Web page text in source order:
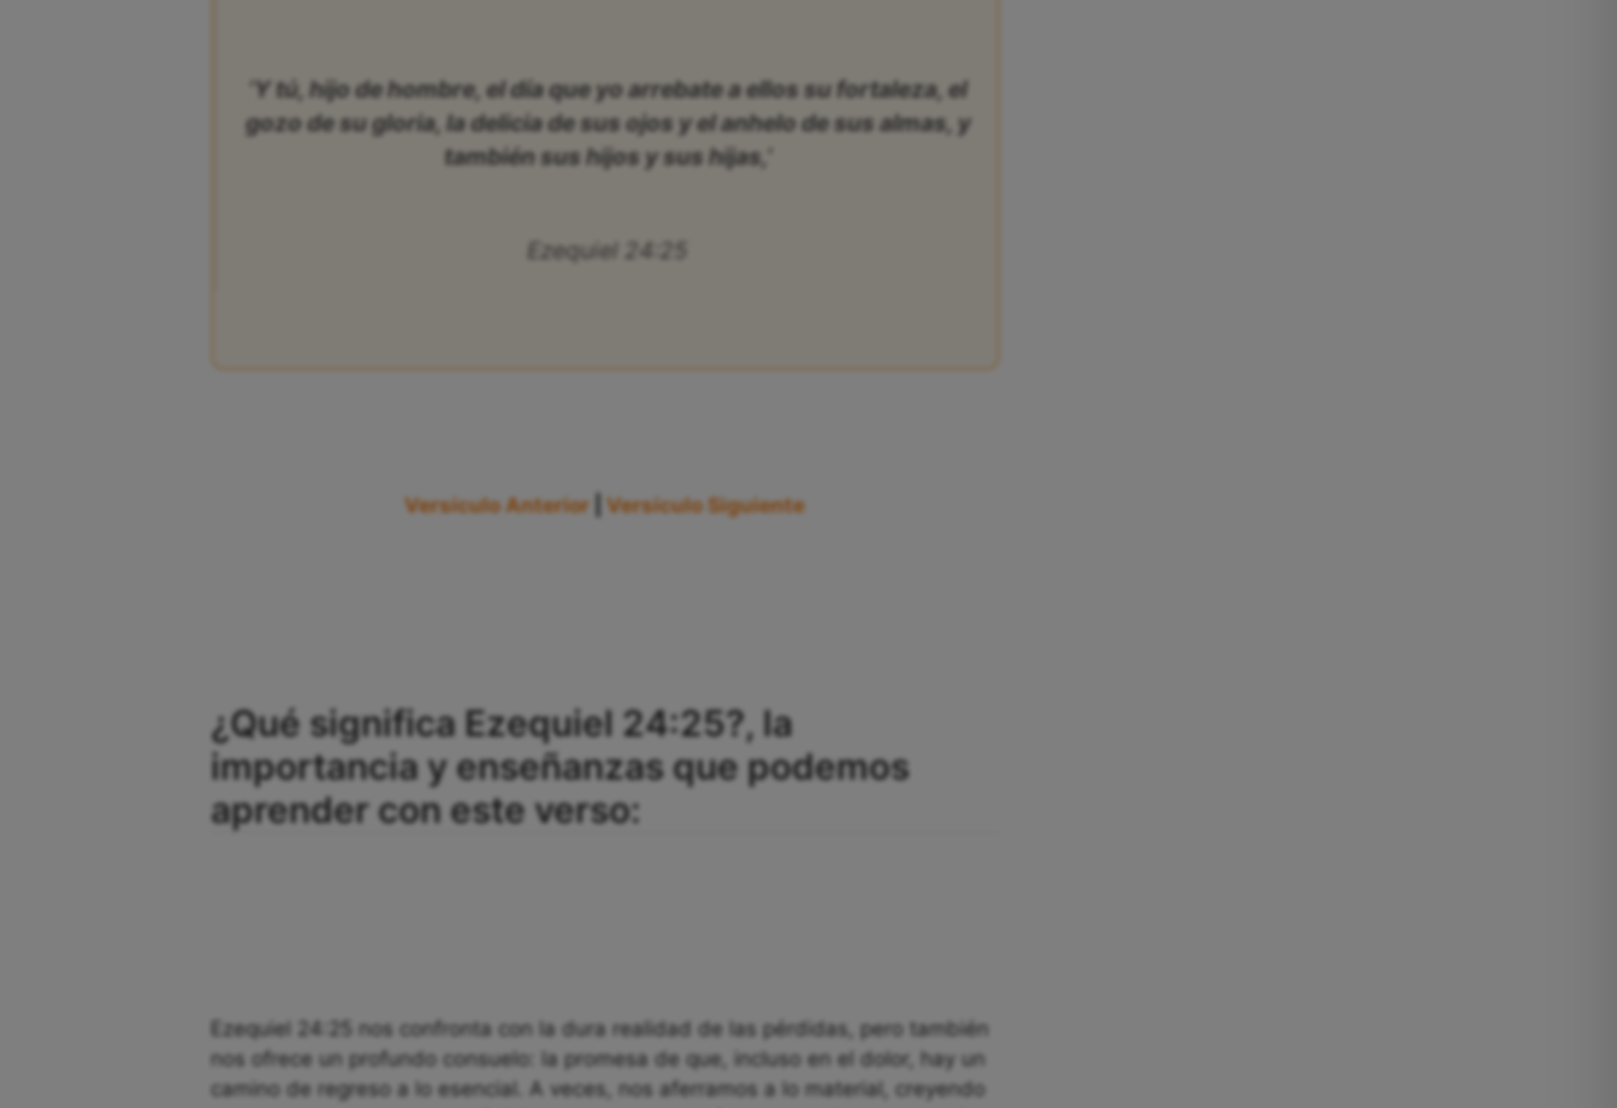
‘Y tú, hijo de hombre, el día que yo arrebate a ellos su fortaleza, el
gozo de su gloria, la delicia de sus ojos y el anhelo de sus almas, y
también sus hijos y sus hijas,’
Ezequiel 24:25
Versículo Anterior |Versículo Siguiente
¿Qué significa Ezequiel 24:25?, la
importancia y enseñanzas que podemos
aprender con este verso:
Ezequiel 24:25 nos confronta con la dura realidad de las pérdidas, pero también
nos ofrece un profundo consuelo: la promesa de que, incluso en el dolor, hay un
camino de regreso a lo esencial. A veces, nos aferramos a lo material, creyendo